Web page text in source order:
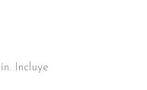
Incluye